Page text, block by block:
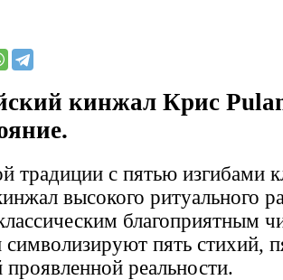
кинжал Крис
традиции с пятью изгибами
высокого ритуального
благоприятным
пять стихий,
проявленной реальности.